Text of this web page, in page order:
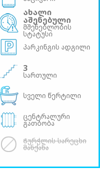
ახალი
აშენებული
მშენებლობის
სტატუსი
პარკინგის ადგილი
3
სართული
სველი წერტილი
ცენტრალური
გათბობა
Ჭურჭლის სარეცხი
მანქანა